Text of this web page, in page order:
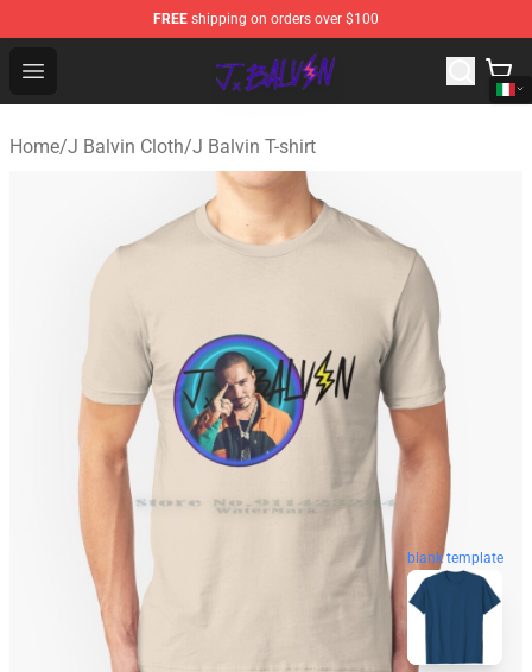
FREE shipping on orders over $100
Open menu
J Balvin Store - Official J Balvin Merchandise Shop
Home/J Balvin Cloth/J Balvin T-shirt
blank template